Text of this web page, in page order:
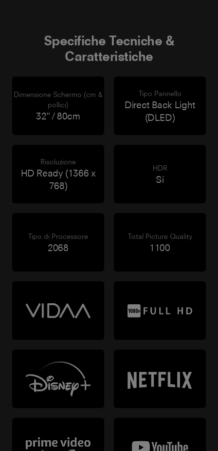
Specifiche Tecniche &
Caratteristiche
Dimensione Schermo (cm &
pollici)
32" / 80cm
Tipo Pannello
Direct Back Light
(DLED)
Risoluzione
HD Ready (1366 x
768)
HDR
Si
Tipo di Processore
2068
Total Picture Quality
1100